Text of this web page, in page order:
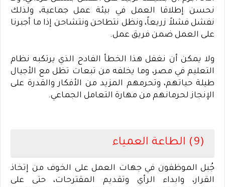
نحسن إطلاقا العمل في بيئة عمل جماعية، ولذلك
نفشل فشلاً زريعاً، ونظل نتطاحن ونتشاحن إذا ما أجبرنا
على العمل ضمن فريق عمل.
ولا يمكن أن نغفل هذا الخطأ الفادح الذي يرتكبه نظام
التعليم في مصر، وما يخلفه من تبعات تظل مع الأجيال
طيلة حياتهم، وتحرمهم المزيد من الأفكار والقدرة على
الإنجاز لحرمانهم من مهارة التعامل الجماعي.
(9) الطاعة العمياء
جُبل الموظفون في جهات العمل على الخوف من إتخاذ
القرار، وابداء الرأي وتقديم المقترحات، حتى على